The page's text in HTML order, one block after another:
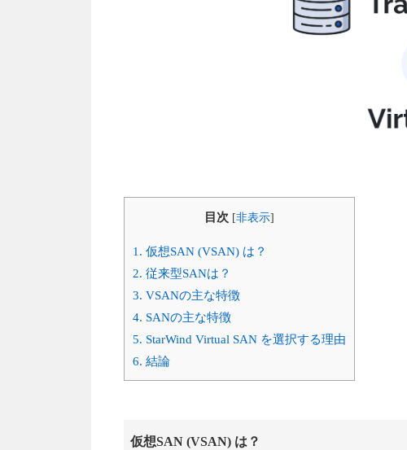
目次 [非表示]
1. 仮想SAN (VSAN) は？
2. 従来型SANは？
3. VSANの主な特徴
4. SANの主な特徴
5. StarWind Virtual SAN を選択する理由
6. 結論
仮想SAN (VSAN) は？